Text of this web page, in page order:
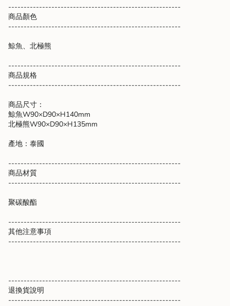
of
{{
quantity
"minimum_of"=>"Minimum
{{
quantity
}}",
of
{{
quantity
--------------------------------------------------------
商品顏色
--------------------------------------------------------
鯨魚、北極熊
--------------------------------------------------------
商品規格
--------------------------------------------------------
商品尺寸：
鯨魚W90×D90×H140mm
北極熊W90×D90×H135mm
產地：泰國
--------------------------------------------------------
商品材質
--------------------------------------------------------
聚碳酸酯
--------------------------------------------------------
其他注意事項
--------------------------------------------------------
--------------------------------------------------------
退換貨說明
--------------------------------------------------------